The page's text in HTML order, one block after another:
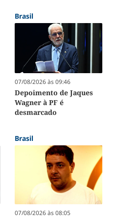
Brasil
07/08/2026 às 09:46
Depoimento de Jaques
Wagner à PF é
desmarcado
Brasil
07/08/2026 às 08:05